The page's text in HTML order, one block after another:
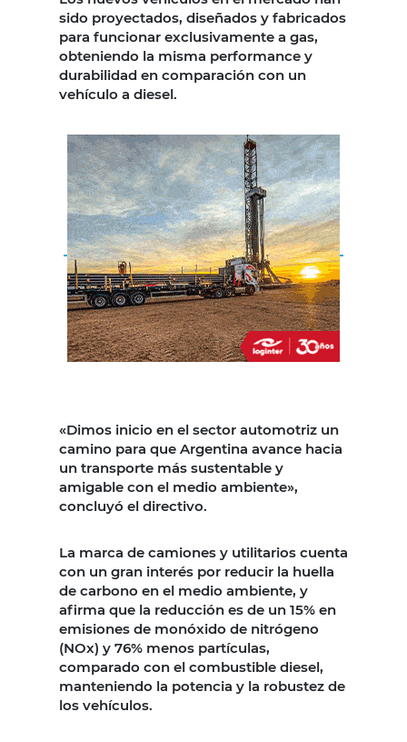
sido proyectados, diseñados y fabricados
para funcionar exclusivamente a gas,
obteniendo la misma performance y
durabilidad en comparación con un
vehículo a diesel.
«Dimos inicio en el sector automotriz un
camino para que Argentina avance hacia
un transporte más sustentable y
amigable con el medio ambiente»,
concluyó el directivo.
La marca de camiones y utilitarios cuenta
con un gran interés por reducir la huella
de carbono en el medio ambiente, y
afirma que la reducción es de un 15% en
emisiones de monóxido de nitrógeno
(NOx) y 76% menos partículas,
comparado con el combustible diesel,
manteniendo la potencia y la robustez de
los vehículos.